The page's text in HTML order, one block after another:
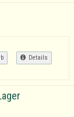
Details